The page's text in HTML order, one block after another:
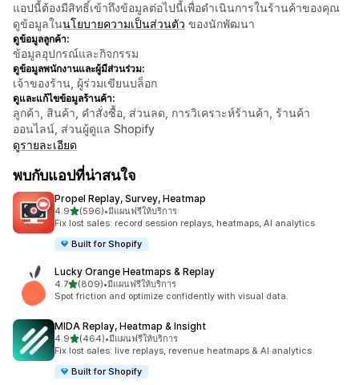
แอปนี้ต้องมีสิทธิ์เข้าถึงข้อมูลต่อไปนี้เพื่อดำเนินการในร้านค้าของคุณ
ดูข้อมูลในนโยบายความเป็นส่วนตัว ของนักพัฒนา
ดูข้อมูลลูกค้า:
ข้อมูลอุปกรณ์และกิจกรรม
ดูข้อมูลพนักงานและผู้มีส่วนร่วม:
เจ้าของร้าน, ผู้ร่วมเขียนบล็อก
ดูและแก้ไขข้อมูลร้านค้า:
ลูกค้า, สินค้า, คำสั่งซื้อ, ส่วนลด, การวิเคราะห์ร้านค้า, ร้านค้า
ออนไลน์, ส่วนผู้ดูแล Shopify
ดูรายละเอียด
พบกับแอปที่น่าสนใจ
Propel Replay, Survey, Heatmap
4.9เต็ม 5 ดาว
(596)
ทั้งหมด 596 รีวิว
•มีแผนฟรีให้บริการ
Fix lost sales: record session replays, heatmaps, AI analytics
Built for Shopify
Lucky Orange Heatmaps & Replay
4.7เต็ม 5 ดาว
(809)
ทั้งหมด 809 รีวิว
•มีแผนฟรีให้บริการ
Spot friction and optimize confidently with visual data.
MIDA Replay, Heatmap & Insight
4.9เต็ม 5 ดาว
(464)
ทั้งหมด 464 รีวิว
•มีแผนฟรีให้บริการ
Fix lost sales: live replays, revenue heatmaps & AI analytics
Built for Shopify